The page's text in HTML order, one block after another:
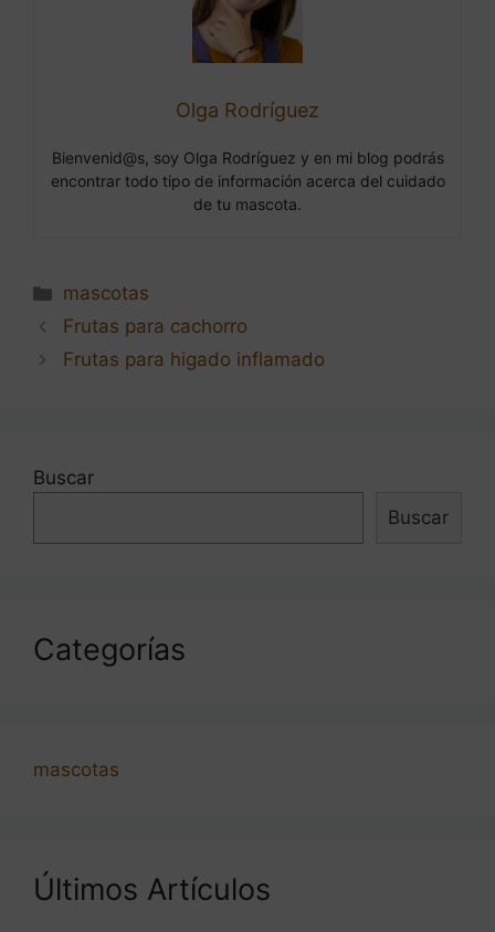
Olga Rodríguez
Bienvenid@s, soy Olga Rodríguez y en mi blog podrás
encontrar todo tipo de información acerca del cuidado
de tu mascota.
Categorías
mascotas
Navegación
de
Frutas para cachorro
Frutas para higado inflamado
Buscar
Buscar
Categorías
mascotas
Últimos Artículos